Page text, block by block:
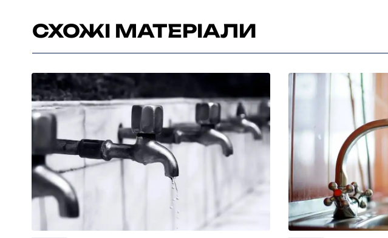
СХОЖІ МАТЕРІАЛИ